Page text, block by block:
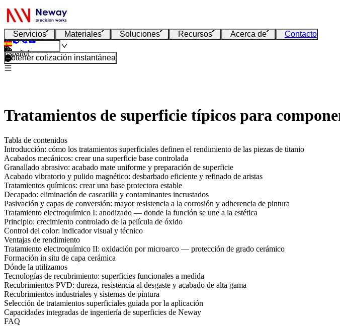
Servicios Materiales Soluciones Recursos Acerca de Contacto
Español
Obtener cotización instantánea
Tratamientos de superficie típicos para
Tabla de contenidos
Introducción: cómo los tratamientos superficiales definen el rendimiento de las piezas de titanio
Acabados mecánicos: crear una superficie base controlada
Granallado abrasivo: acabado mate uniforme y preparación de superficie
Acabado vibratorio y pulido magnético: desbarbado eficiente y refinado de aristas
Tratamientos químicos: crear una base protectora estable
Decapado: eliminación de cascarilla y contaminantes incrustados
Pasivación y capas de conversión: mayor resistencia a la corrosión y adherencia de pintura
Tratamiento electroquímico I: anodizado — donde la función se une a la estética
Principio: crecimiento controlado de la película de óxido
Control del color: indicador visual y técnico
Ventajas de rendimiento
Tratamiento electroquímico II: oxidación por microarco — protección de grado cerámico
Formación in situ de capa cerámica
Dónde la utilizamos
Tecnologías de recubrimiento: superficies funcionales a medida
Recubrimientos PVD: dureza, resistencia al desgaste y acabado de alta gama
Recubrimientos industriales y sistemas de pintura
Selección de tratamientos superficiales guiada por la aplicación
Capacidades integradas de ingeniería de superficies de Neway
FAQ